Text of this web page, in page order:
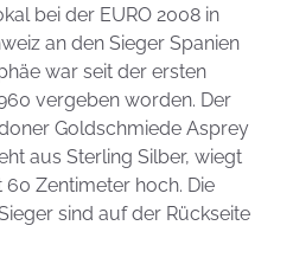
bei der EURO 2008 in
an den Sieger Spanien
war seit der ersten
vergeben worden. Der
Goldschmiede Asprey
aus Sterling Silber, wiegt
Zentimeter hoch. Die
sind auf der Rückseite